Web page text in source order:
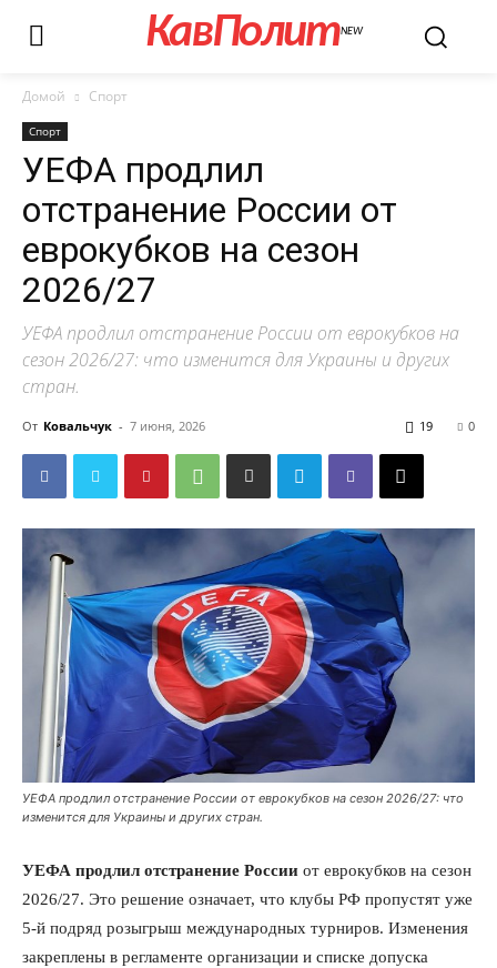
КавПолитNEW
Домой Спорт
Спорт
УЕФА продлил
отстранение России от
еврокубков на сезон
2026/27
УЕФА продлил отстранение России от еврокубков на
сезон 2026/27: что изменится для Украины и других
стран.
От Ковальчук - 7 июня, 2026 0
19
УЕФА продлил отстранение России от еврокубков на сезон 2026/27: что
изменится для Украины и других стран.
УЕФА продлил отстранение России от еврокубков на сезон
2026/27. Это решение означает, что клубы РФ пропустят уже
5-й подряд розыгрыш международных турниров. Изменения
закреплены в регламенте организации и списке допуска